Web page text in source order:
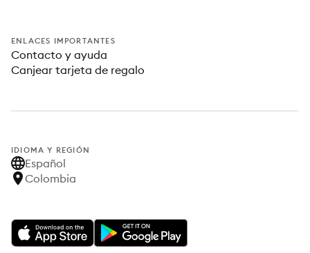
ENLACES IMPORTANTES
Contacto y ayuda
Canjear tarjeta de regalo
IDIOMA Y REGIÓN
Español
Colombia